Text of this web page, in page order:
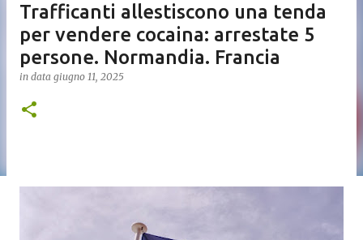
Trafficanti allestiscono una tenda
per vendere cocaina: arrestate 5
persone. Normandia. Francia
in data giugno 11, 2025